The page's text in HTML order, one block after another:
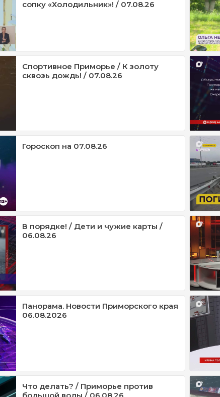
сопку «Холодильник»! / 07.08.26
Спортивное Приморье / К золоту
сквозь дождь! / 07.08.26
Гороскоп на 07.08.26
В порядке! / Дети и чужие карты /
06.08.26
Панорама. Новости Приморского края
06.08.2026
Что делать? / Приморье против
большой воды / 06.08.26